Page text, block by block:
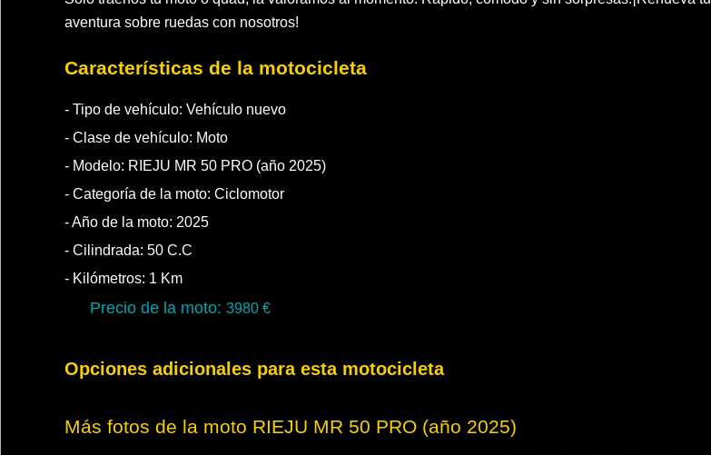
aventura sobre ruedas con nosotros!
Características de la motocicleta
- Tipo de vehículo: Vehículo nuevo
- Clase de vehículo: Moto
- Modelo: RIEJU MR 50 PRO (año 2025)
- Categoría de la moto: Ciclomotor
- Año de la moto: 2025
- Cilindrada: 50 C.C
- Kilómetros: 1 Km
Precio de la moto: 3980 €
Opciones adicionales para esta motocicleta
Más fotos de la moto RIEJU MR 50 PRO (año 2025)